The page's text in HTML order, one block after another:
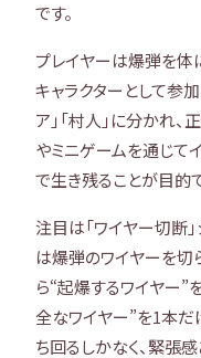
です。
プレイヤーは爆弾を体
キャラクターとして参加
ア」「村人」に分かれ
やミニゲームを通じて
で生き残ることが目的
注目は「ワイヤー切断
は爆弾のワイヤーを切
ら“起爆するワイヤー”
全なワイヤー”を1本
ち回るしかなく、緊張